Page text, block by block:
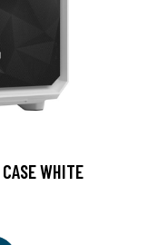
WHITE